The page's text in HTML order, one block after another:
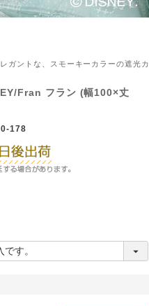
ガントな、スモーキーカラーの遮光カ
Fran フラン (幅100×丈
178